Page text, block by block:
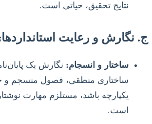
نتایج تحقیق، حیاتی است.
ج. نگارش و رعایت
ساختار و انسجام: نگارش یک
ساختاری منطقی، فصول منسجم و
یکپارچه باشد، مستلزم مهارت
است.